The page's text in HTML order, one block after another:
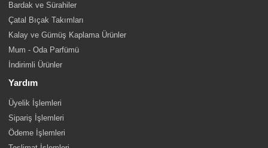
Bardak ve Sürahiler
Çatal Bıçak Takımları
Kalay ve Gümüş Kaplama Ürünler
Mum - Oda Parfümü
İndirimli Ürünler
Yardım
Üyelik İşlemleri
Sipariş İşlemleri
Ödeme İşlemleri